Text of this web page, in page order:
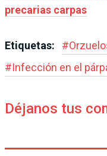
precarias carpas
Etiquetas: #
#Infección en el
Déjanos tus